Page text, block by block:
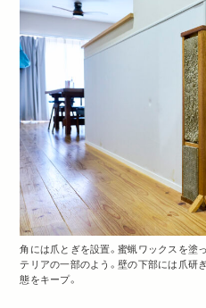
角には爪とぎを設置。蜜蝋ワックスを塗
テリアの一部のよう。壁の下部には爪研
態をキープ。